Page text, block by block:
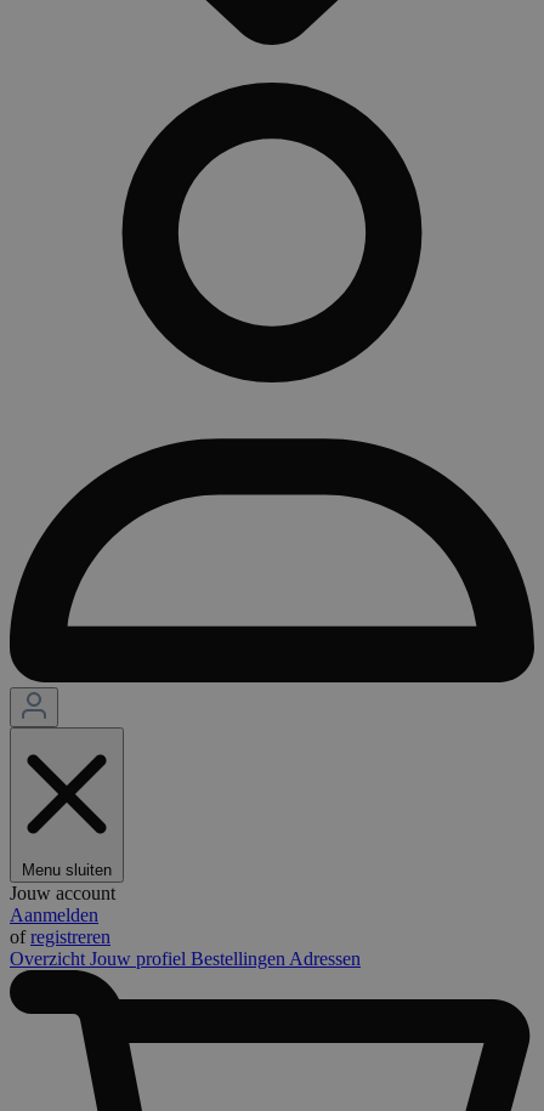
Menu sluiten
Jouw account
Aanmelden
ofregistreren
Overzicht Jouw profiel Bestellingen Adressen